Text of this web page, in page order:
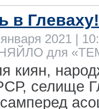
в Глеваху!
2021 |
для
киян,
селище